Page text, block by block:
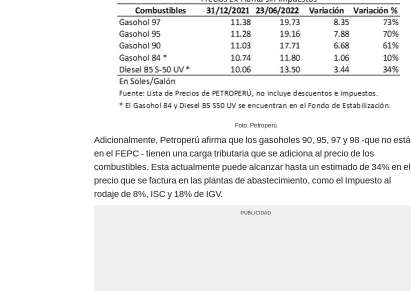
Adicionalmente, Petroperú afirma que los gasoholes 90, 95, 97 y 98 -que no están
en el FEPC - tienen una carga tributaria que se adiciona al precio de los
combustibles. Esta actualmente puede alcanzar hasta un estimado de 34% en el
precio que se factura en las plantas de abastecimiento, como el Impuesto al
rodaje de 8%, ISC y 18% de IGV.